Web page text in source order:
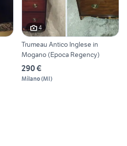
4
Trumeau Antico Inglese in
Mogano (Epoca Regency)
290 €
Milano(MI)